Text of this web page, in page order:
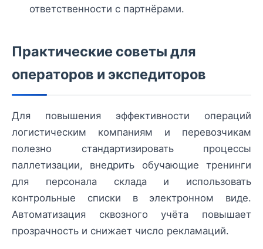
ответственности с партнёрами.
Практические советы для
операторов и экспедиторов
Для повышения эффективности операций
логистическим компаниям и перевозчикам
полезно стандартизировать процессы
паллетизации, внедрить обучающие тренинги
для персонала склада и использовать
контрольные списки в электронном виде.
Автоматизация сквозного учёта повышает
прозрачность и снижает число рекламаций.